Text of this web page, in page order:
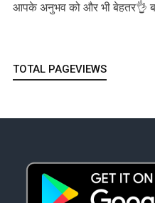
आपके अनुभव को और भी बेहतर👌
TOTAL PAGEVIEWS